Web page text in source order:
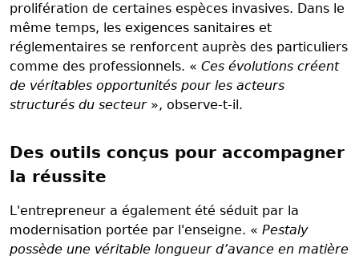
prolifération de certaines espèces invasives. Dans le
même temps, les exigences sanitaires et
réglementaires se renforcent auprès des particuliers
comme des professionnels. « Ces évolutions créent
de véritables opportunités pour les acteurs
structurés du secteur», observe-t-il.
Des outils conçus pour accompagner
la réussite
L'entrepreneur a également été séduit par la
modernisation portée par l'enseigne. « Pestaly
possède une véritable longueur d’avance en matière